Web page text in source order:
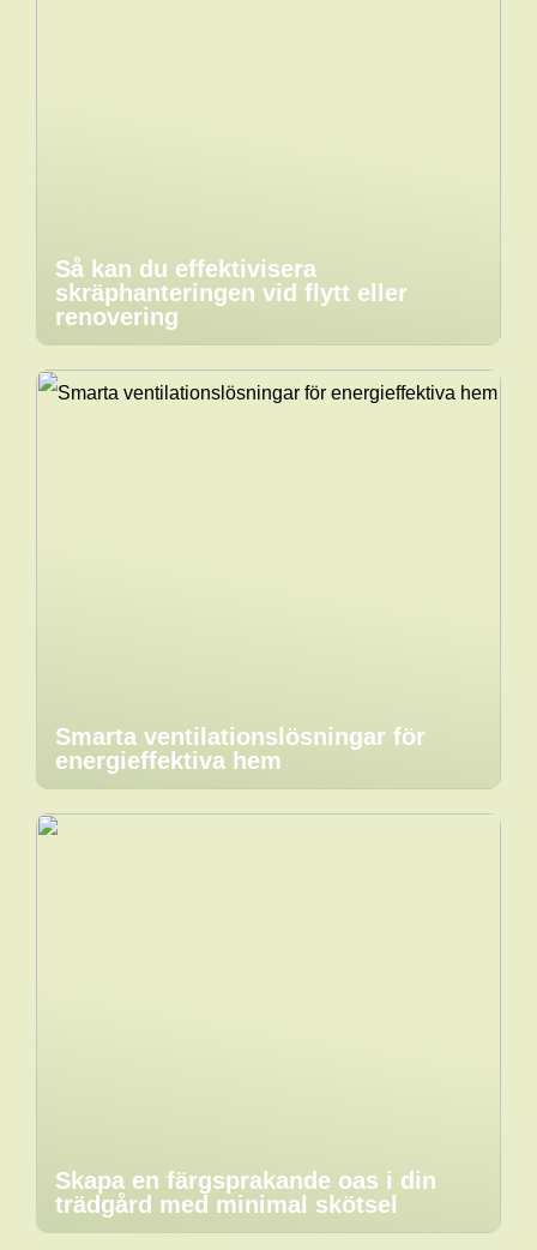
Så kan du effektivisera
skräphanteringen vid flytt eller
renovering
Smarta ventilationslösningar för
energieffektiva hem
Skapa en färgsprakande oas i din
trädgård med minimal skötsel